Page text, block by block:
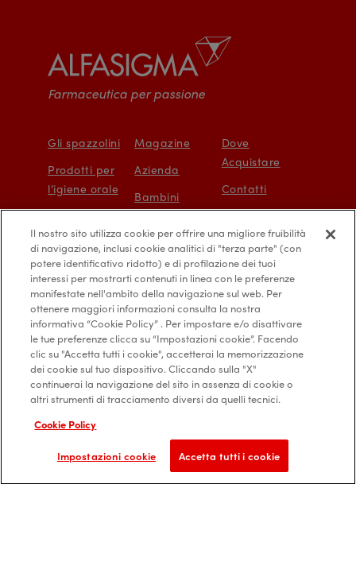
Farmaceutica per passione
Gli spazzolini
Prodotti per
l’igiene orale
Protezione e
prevenzione
Magazine
Azienda
Bambini
Dove
Acquistare
Contatti
Mappa del sito
Accessibilità
digitale
Privacy Policy
Diritti degli interessati
Cookie Policy
Credits
© 2019 Alfasigma Spa. p.iva 03432221202
Il nostro sito utilizza cookie per offrire una migliore fruibilità
di navigazione, inclusi cookie analitici di "terza parte" (con
potere identificativo ridotto) e di profilazione dei tuoi
interessi per mostrarti contenuti in linea con le preferenze
manifestate nell'ambito della navigazione sul web. Per
ottenere maggiori informazioni consulta la nostra
informativa “Cookie Policy” . Per impostare e/o disattivare
le tue preferenze clicca su “Impostazioni cookie”. Facendo
clic su "Accetta tutti i cookie", accetterai la memorizzazione
dei cookie sul tuo dispositivo. Cliccando sulla "X"
continuerai la navigazione del sito in assenza di cookie o
altri strumenti di tracciamento diversi da quelli tecnici.
Cookie Policy
Impostazioni cookie Accetta tutti i cookie